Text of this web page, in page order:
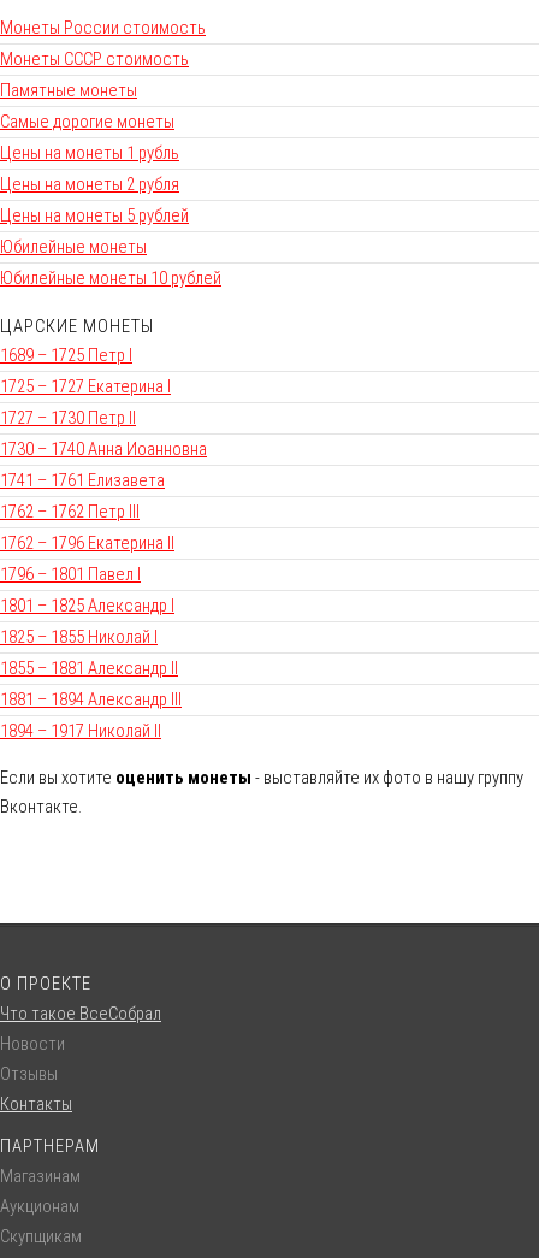
Монеты России стоимость
Монеты СССР стоимость
Памятные монеты
Самые дорогие монеты
Цены на монеты 1 рубль
Цены на монеты 2 рубля
Цены на монеты 5 рублей
Юбилейные монеты
Юбилейные монеты 10 рублей
ЦАРСКИЕ МОНЕТЫ
1689 – 1725 Петр I
1725 – 1727 Екатерина I
1727 – 1730 Петр II
1730 – 1740 Анна Иоанновна
1741 – 1761 Елизавета
1762 – 1762 Петр III
1762 – 1796 Екатерина II
1796 – 1801 Павел I
1801 – 1825 Александр I
1825 – 1855 Николай I
1855 – 1881 Александр II
1881 – 1894 Александр III
1894 – 1917 Николай II
Если вы хотите оценить монеты - выставляйте их фото в нашу группу
Вконтакте.
О ПРОЕКТЕ
Что такое ВсеСобрал
Новости
Отзывы
Контакты
ПАРТНЕРАМ
Магазинам
Аукционам
Скупщикам